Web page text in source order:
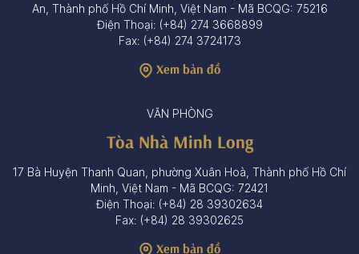
An, Thành phố Hồ Chí Minh, Việt Nam - Mã BCQG: 75216
Điện Thoại: (+84) 274 3668899
Fax: (+84) 274 3724173
Xem bản đồ
VĂN PHÒNG
Tòa Nhà Minh Long
17 Bà Huyện Thanh Quan, phường Xuân Hoà, Thành phố Hồ Chí
Minh, Việt Nam - Mã BCQG: 72421
Điện Thoại: (+84) 28 39302634
Fax: (+84) 28 39302625
Xem bản đồ